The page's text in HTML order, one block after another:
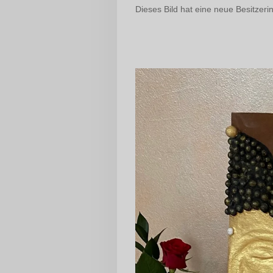
Dieses Bild hat eine neue